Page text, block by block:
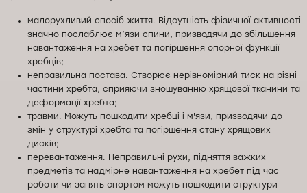
малорухливий спосіб життя. Відсутність фізичної активності
значно послаблює м’язи спини, призводячи до збільшення
навантаження на хребет та погіршення опорної функції
хребців;
неправильна постава. Створює нерівномірний тиск на різні
частини хребта, сприяючи зношуванню хрящової тканини та
деформації хребта;
травми. Можуть пошкодити хребці і м'язи, призводячи до
змін у структурі хребта та погіршення стану хрящових
дисків;
перевантаження. Неправильні рухи, підняття важких
предметів та надмірне навантаження на хребет під час
роботи чи занять спортом можуть пошкодити структури